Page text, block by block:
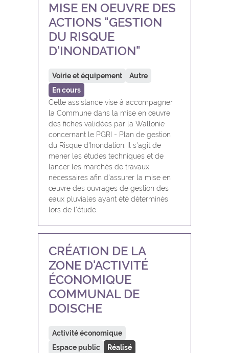
MISE EN OEUVRE DES
ACTIONS "GESTION
DU RISQUE
D'INONDATION"
Voirie et équipement
Autre
En cours
Cette assistance vise à accompagner
la Commune dans la mise en œuvre
des fiches validées par la Wallonie
concernant le PGRI - Plan de gestion
du Risque d'Inondation. Il s'agit de
mener les études techniques et de
lancer les marchés de travaux
nécessaires afin d'assurer la mise en
œuvre des ouvrages de gestion des
eaux pluviales ayant été déterminés
lors de l'étude.
CRÉATION DE LA
ZONE D'ACTIVITÉ
ÉCONOMIQUE
COMMUNAL DE
DOISCHE
Activité économique
Espace public
Réalisé